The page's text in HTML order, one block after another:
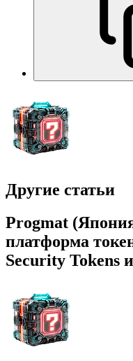
Другие статьи
Progmat
платформа
Security Tokens